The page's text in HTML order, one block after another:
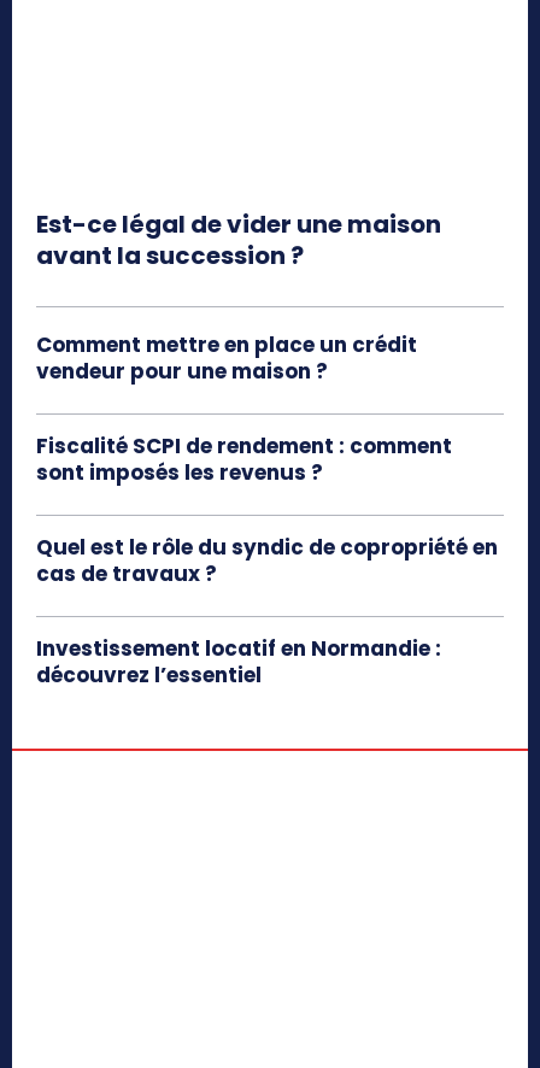
Est-ce légal de vider une maison
avant la succession ?
Comment mettre en place un crédit
vendeur pour une maison ?
Fiscalité SCPI de rendement​ : comment
sont imposés les revenus ?
Quel est le rôle du syndic de copropriété en
cas de travaux ?
Investissement locatif en Normandie :
découvrez l’essentiel